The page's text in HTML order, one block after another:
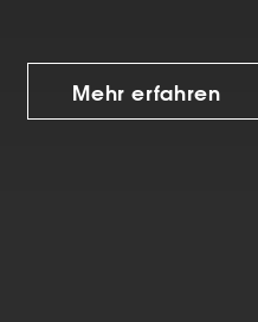
Mehr erfahren